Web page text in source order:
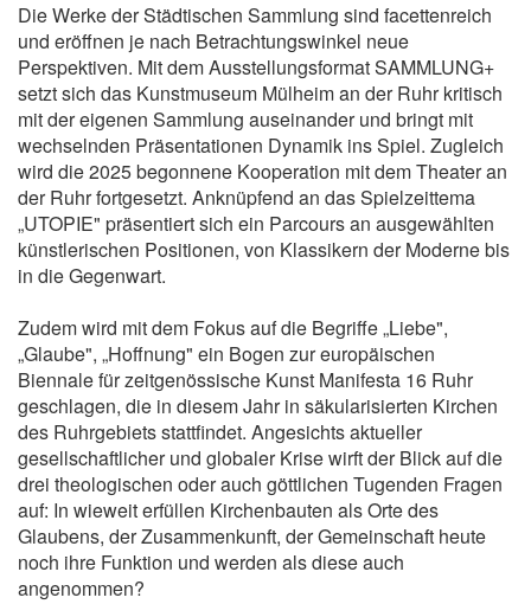
Die Werke der Städtischen Sammlung sind facettenreich
und eröffnen je nach Betrachtungswinkel neue
Perspektiven. Mit dem Ausstellungsformat SAMMLUNG+
setzt sich das Kunstmuseum Mülheim an der Ruhr kritisch
mit der eigenen Sammlung auseinander und bringt mit
wechselnden Präsentationen Dynamik ins Spiel. Zugleich
wird die 2025 begonnene Kooperation mit dem Theater an
der Ruhr fortgesetzt. Anknüpfend an das Spielzeittema
„UTOPIE" präsentiert sich ein Parcours an ausgewählten
künstlerischen Positionen, von Klassikern der Moderne bis
in die Gegenwart.
Zudem wird mit dem Fokus auf die Begriffe „Liebe",
„Glaube", „Hoffnung" ein Bogen zur europäischen
Biennale für zeitgenössische Kunst Manifesta 16 Ruhr
geschlagen, die in diesem Jahr in säkularisierten Kirchen
des Ruhrgebiets stattfindet. Angesichts aktueller
gesellschaftlicher und globaler Krise wirft der Blick auf die
drei theologischen oder auch göttlichen Tugenden Fragen
auf: In wieweit erfüllen Kirchenbauten als Orte des
Glaubens, der Zusammenkunft, der Gemeinschaft heute
noch ihre Funktion und werden als diese auch
angenommen?